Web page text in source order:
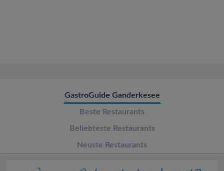
GastroGuide Ganderkesee
Beste Restaurants
Beliebteste Restaurants
Neuste Restaurants